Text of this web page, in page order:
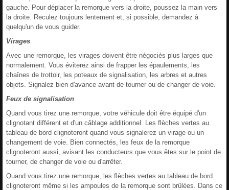
gauche. Pour déplacer la remorque vers la droite, poussez la main vers
la droite. Reculez toujours lentement et, si possible, demandez à
quelqu'un de vous guider.
Virages
Avec une remorque, les virages doivent être négociés plus larges que
normalement. Vous éviterez ainsi de frapper les épaulements, les
chaînes de trottoir, les poteaux de signalisation, les arbres et autres
objets. Signalez bien d'avance avant de tourner ou de changer de voie.
Feux de signalisation
Quand vous tirez une remorque, votre véhicule doit être équipé d'un
clignotant différent et d'un câblage additionnel. Les flèches vertes au
tableau de bord clignoteront quand vous signalerez un virage ou un
changement de voie. Bien connectés, les feux de la remorque
clignoteront aussi, avisant les conducteurs que vous êtes sur le point de
tourner, de changer de voie ou d'arrêter.
Quand vous tirez une remorque, les flèches vertes au tableau de bord
clignoteront même si les ampoules de la remorque sont brûlées. Dans ce